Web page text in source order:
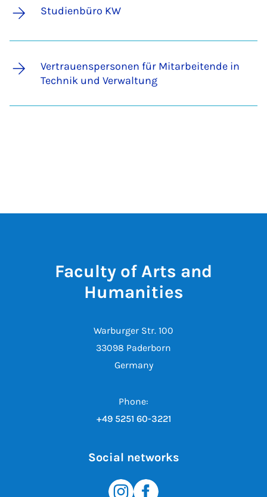
Stu­dien­bü­ro KW
Ver­trau­ens­per­so­nen für Mit­a­r­bei­ten­de in
Tech­nik und Ver­wal­tung
Faculty of Arts and
Humanities
Warburger Str. 100
33098 Paderborn
Germany
Phone:
+49 5251 60-3221
Social networks